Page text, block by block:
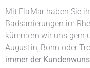
Mit FlaMar haben Sie
Badsanierungen im
kümmern wir uns gern
Augustin, Bonn oder
immer der